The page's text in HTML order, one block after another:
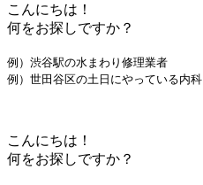
こんにちは！
何をお探しですか？
例）渋谷駅の水まわり修理業者
例）世田谷区の土日にやっている内科
こんにちは！
何をお探しですか？